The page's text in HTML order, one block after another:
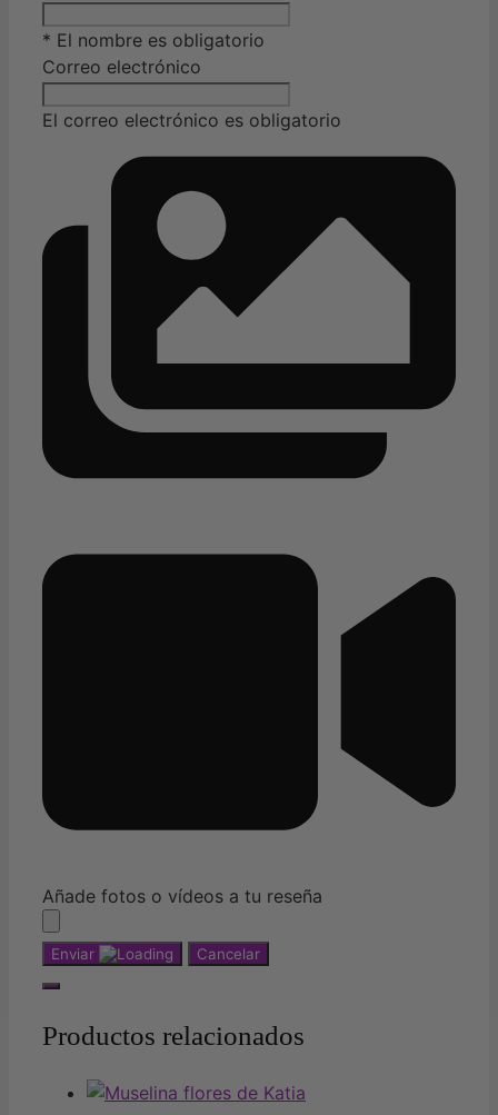
* El nombre es obligatorio
Correo electrónico
El correo electrónico es obligatorio
Añade fotos o vídeos a tu reseña
Enviar Cancelar
Productos relacionados